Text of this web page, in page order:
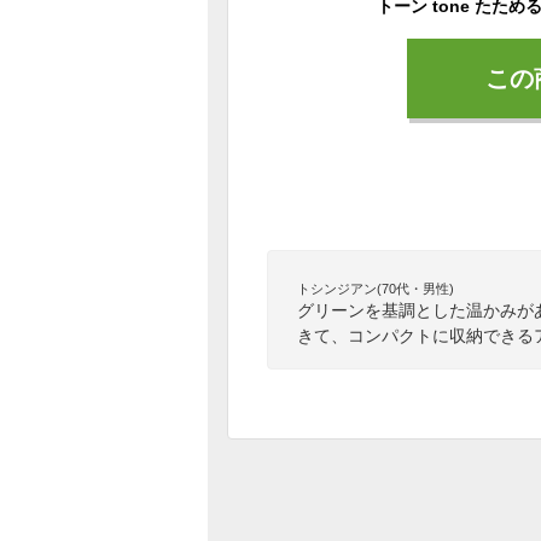
こ
トシンジアン(70代・男性)
グリーンを基調とした温かみ
きて、コンパクトに収納できる